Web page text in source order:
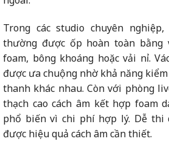
Trong các studio chuyên
thường được ốp hoàn toàn
foam, bông khoáng hoặc vải nỉ.
được ưa chuộng nhờ khả năng
thanh khác nhau. Còn với phòng
thạch cao cách âm kết hợp foam
phổ biến vì chi phí hợp lý. Dễ thi
được hiệu quả cách âm cần thiết.